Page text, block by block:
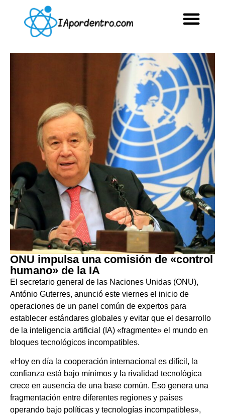
ONU impulsa una comisión de «control
humano» de la IA
El secretario general de las Naciones Unidas (ONU),
António Guterres, anunció este viernes el inicio de
operaciones de un panel común de expertos para
establecer estándares globales y evitar que el desarrollo
de la inteligencia artificial (IA) «fragmente» el mundo en
bloques tecnológicos incompatibles.
«Hoy en día la cooperación internacional es difícil, la
confianza está bajo mínimos y la rivalidad tecnológica
crece en ausencia de una base común. Eso genera una
fragmentación entre diferentes regiones y países
operando bajo políticas y tecnologías incompatibles»,